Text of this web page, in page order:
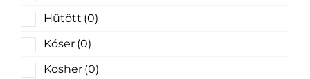
Hűtött (0)
Kóser (0)
Kosher (0)